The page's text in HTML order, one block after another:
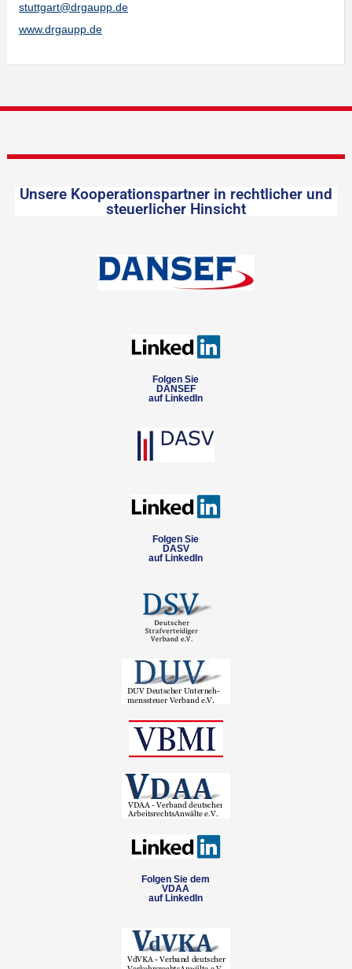
stuttgart@drgaupp.de
www.drgaupp.de
Unsere Kooperationspartner in rechtlicher und
steuerlicher Hinsicht
Folgen Sie
DANSEF
auf LinkedIn
Folgen Sie
DASV
auf LinkedIn
Folgen Sie dem
VDAA
auf LinkedIn